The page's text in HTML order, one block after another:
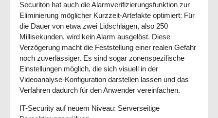
Securiton hat auch die Alarmverifizierungsfunktion zur
Eliminierung möglicher Kurzzeit-Artefakte optimiert: Für
die Dauer von etwa zwei Lidschlägen, also 250
Millisekunden, wird kein Alarm ausgelöst. Diese
Verzögerung macht die Feststellung einer realen Gefahr
noch zuverlässiger. Es sind sogar zonenspezifische
Einstellungen möglich, die sich visuell in der
Videoanalyse-Konfiguration darstellen lassen und das
Verfahren dadurch für den Anwender vereinfachen.
IT-Security auf neuem Niveau: Serverseitige